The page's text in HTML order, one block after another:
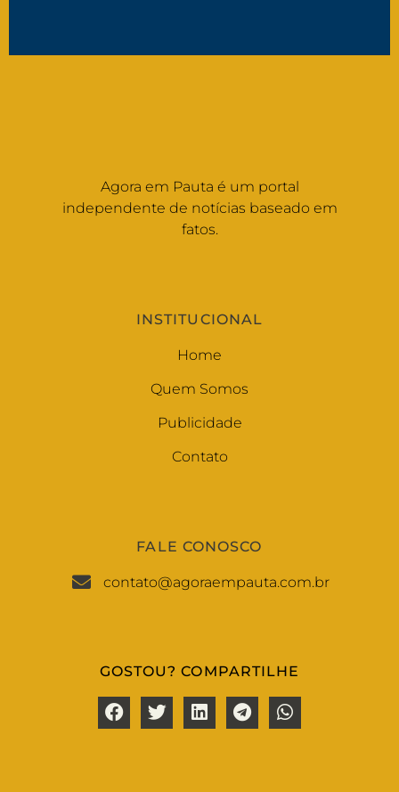
Agora em Pauta é um portal
independente de notícias baseado em
fatos.
INSTITUCIONAL
Home
Quem Somos
Publicidade
Contato
FALE CONOSCO
contato@agoraempauta.com.br
GOSTOU? COMPARTILHE